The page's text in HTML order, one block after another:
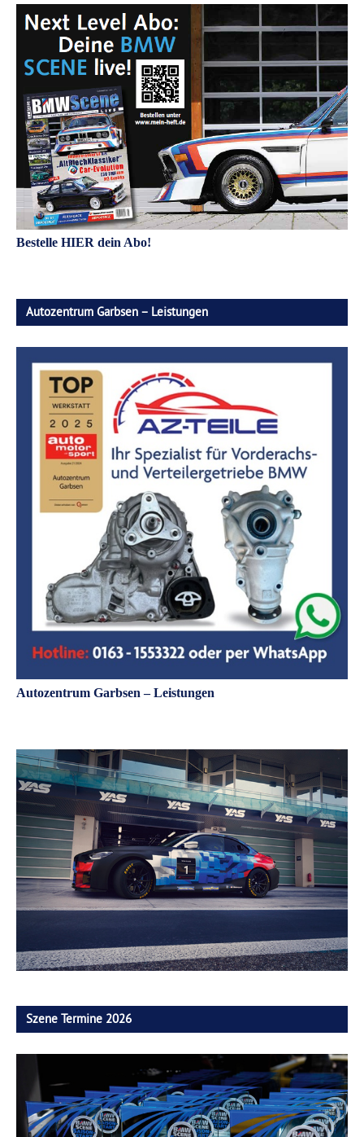
Bestelle HIER dein Abo!
Autozentrum Garbsen – Leistungen
Autozentrum Garbsen – Leistungen
Szene Termine 2026